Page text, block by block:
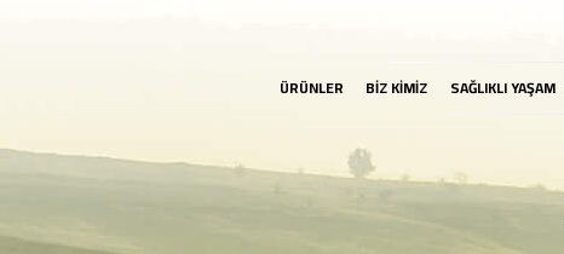
ÜRÜNLER BİZ KİMİZ SAĞLIKLI YAŞAM